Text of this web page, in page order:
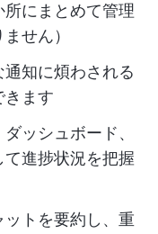
にまとめて管理
せん）
通知に煩わされる
きます
ダッシュボード、
進捗状況を把握
ットを要約し、重